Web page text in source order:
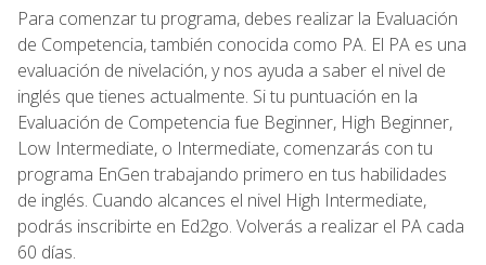
Para comenzar tu programa, debes realizar la Evaluación
de Competencia, también conocida como PA. El PA es una
evaluación de nivelación, y nos ayuda a saber el nivel de
inglés que tienes actualmente. Si tu puntuación en la
Evaluación de Competencia fue Beginner, High Beginner,
Low Intermediate, o Intermediate, comenzarás con tu
programa EnGen trabajando primero en tus habilidades
de inglés. Cuando alcances el nivel High Intermediate,
podrás inscribirte en Ed2go. Volverás a realizar el PA cada
60 días.